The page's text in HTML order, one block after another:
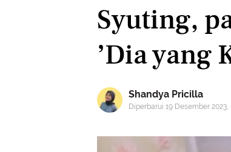
Syuting,
’Dia yang
Shandya Pricilla
Diperbarui 19 Desember 2023,